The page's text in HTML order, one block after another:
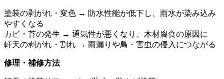
塗装の剥がれ・変色 → 防水性能が低下し、雨水が染み込み
やすくなる
カビ・苔の発生 → 通気性が悪くなり、木材腐食の原因に
軒天の剥がれ・割れ → 雨漏りや鳥・害虫の侵入につながる
修理・補修方法